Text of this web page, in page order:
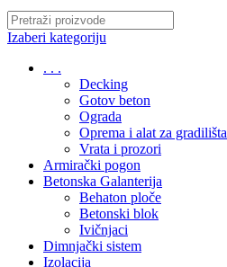
Izaberi kategoriju
. . .
Decking
Gotov beton
Ograda
Oprema i alat za gradilišta
Vrata i prozori
Armirački pogon
Betonska Galanterija
Behaton ploče
Betonski blok
Ivičnjaci
Dimnjački sistem
Izolacija